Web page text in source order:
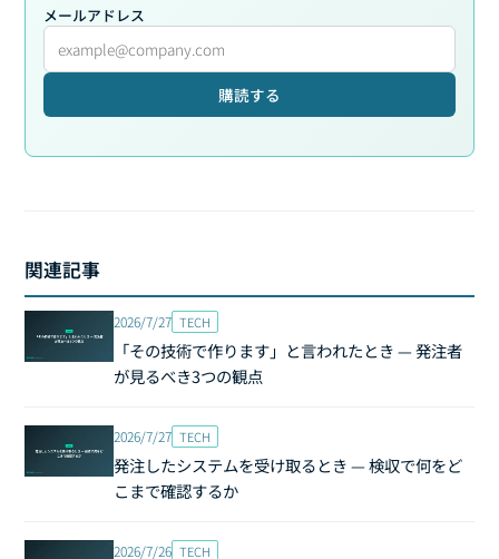
メールアドレス
購読する
関連記事
2026/7/27 TECH
「その技術で作ります」と言われたとき — 発注者
が見るべき3つの観点
2026/7/27 TECH
発注したシステムを受け取るとき — 検収で何をど
こまで確認するか
2026/7/26 TECH